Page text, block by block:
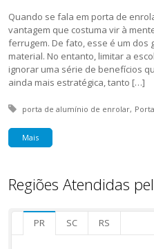
Quando se fala em porta de
vantagem que costuma vir à
ferrugem. De fato, esse é um dos
material. No entanto, limitar a
ignorar uma série de benefícios
ainda mais estratégica, tanto […]
Tagged with:
porta de alumínio de enrolar
Mais
Regiões Atendidas
PR SC RS